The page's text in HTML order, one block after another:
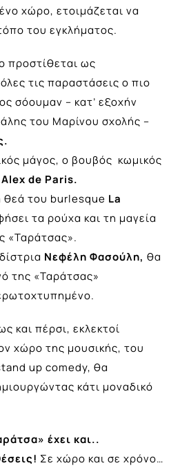
χώρο, ετοιμάζεται να
του εγκλήματος.
προστίθεται ως
τις παραστάσεις ο πιο
σόουμαν – κατ’ εξοχήν
του Μαρίνου σχολής –
μάγος, ο βουβός κωμικός
Alex de Paris.
θεά του burlesque La
τα ρούχα και τη μαγεία
«Ταράτσας».
Νεφέλη Φασούλη, θα
της «Ταράτσας»
και πέρσι, εκλεκτοί
χώρο της μουσικής, του
up comedy, θα
κάτι μοναδικό
έχει και..
Σε χώρο και σε χρόνο…